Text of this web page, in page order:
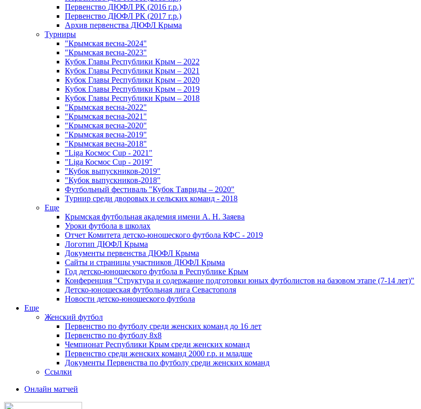
Первенство ДЮФЛ РК (2016 г.р.)
Первенство ДЮФЛ РК (2017 г.р.)
Архив первенства ДЮФЛ Крыма
Турниры
"Крымская весна-2024"
"Крымская весна-2023"
Кубок Главы Республики Крым – 2022
Кубок Главы Республики Крым – 2021
Кубок Главы Республики Крым – 2020
Кубок Главы Республики Крым – 2019
Кубок Главы Республики Крым – 2018
"Крымская весна-2022"
"Крымская весна-2021"
"Крымская весна-2020"
"Крымская весна-2019"
"Крымская весна-2018"
"Liga Космос Cup - 2021"
"Liga Космос Cup - 2019"
"Кубок выпускников-2019"
"Кубок выпускников-2018"
Футбольный фестиваль "Кубок Тавриды – 2020"
Турнир среди дворовых и сельских команд - 2018
Еще
Крымская футбольная академия имени А. Н. Заяева
Уроки футбола в школах
Отчет Комитета детско-юношеского футбола КФС - 2019
Логотип ДЮФЛ Крыма
Документы первенства ДЮФЛ Крыма
Сайты и страницы участников ДЮФЛ Крыма
Год детско-юношеского футбола в Республике Крым
Конференция "Структура и содержание подготовки юных футболистов на базовом этапе (7-14 лет)"
Детско-юношеская футбольная лига Севастополя
Новости детско-юношеского футбола
Еще
Женский футбол
Первенство по футболу среди женских команд до 16 лет
Первенство по футболу 8х8
Чемпионат Республики Крым среди женских команд
Первенство среди женских команд 2000 г.р. и младше
Документы Первенства по футболу среди женских команд
Ссылки
Онлайн матчей